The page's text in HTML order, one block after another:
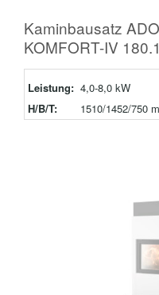
Kaminbausatz
KOMFORT-IV
Leistung: 4,0-8,0 kW
H/B/T:
1510/1452/750